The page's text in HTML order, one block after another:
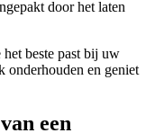
door het laten
beste past bij uw
onderhouden en geniet
een